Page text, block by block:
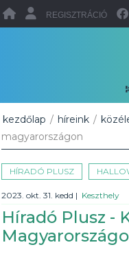
REGISZTRÁCIÓ
kezdőlap / híreink /
magyarországon
HÍRADÓ PLUSZ
2023. okt. 31. kedd | Keszthely
Híradó Plusz -